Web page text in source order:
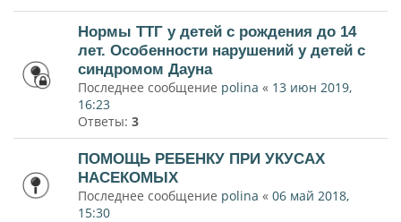
Нормы ТТГ у детей с рождения до 14
лет. Особенности нарушений у детей с
синдромом Дауна
Последнее сообщение polina « 13 июн 2019,
16:23
Ответы: 3
ПОМОЩЬ РЕБЕНКУ ПРИ УКУСАХ
НАСЕКОМЫХ
Последнее сообщение polina « 06 май 2018,
15:30